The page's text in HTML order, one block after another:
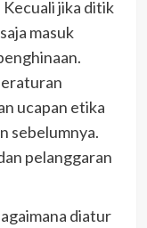
jika ditik
masuk
ucapan etika
sebelumnya.
pelanggaran
diatur